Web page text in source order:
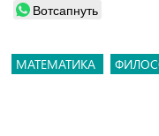
Вотсапнуть
МАТЕМАТИКА